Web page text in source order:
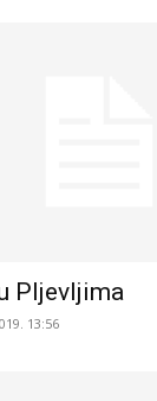
Pljevljima
13:56